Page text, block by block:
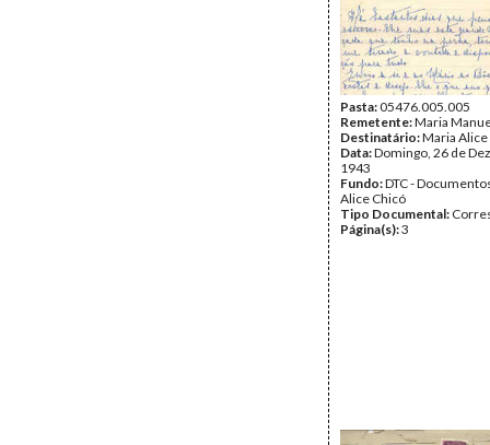
Pasta:05476.005.005
Remetente:Maria
Destinatário:Maria Alice
Data:Domingo, 26 de
1943
Fundo:DTC -
Alice Chicó
Tipo Documental:
Página(s):3